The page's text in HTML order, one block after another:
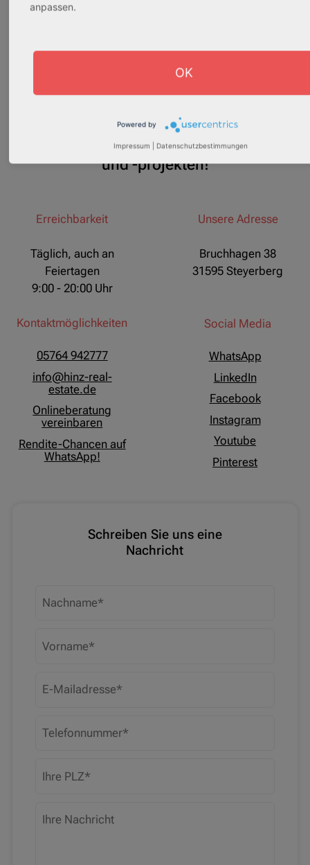
Gesamtpreis:
Wir unterstützen Sie gerne
bei Ihren Immobilienfragen
und -projekten!
Erreichbarkeit
Täglich, auch an
Feiertagen
9:00 - 20:00 Uhr
Kontaktmöglichkeiten
05764 942777
info@hinz-real-
estate.de
Onlineberatung
vereinbaren
Rendite-Chancen auf
WhatsApp!
Unsere Adresse
Bruchhagen 38
31595 Steyerberg
Social Media
WhatsApp
LinkedIn
Facebook
Instagram
Youtube
Pinterest
Schreiben Sie uns eine
Nachricht
anpassen.
OK
Powered by
Impressum Datenschutzbestimmungen